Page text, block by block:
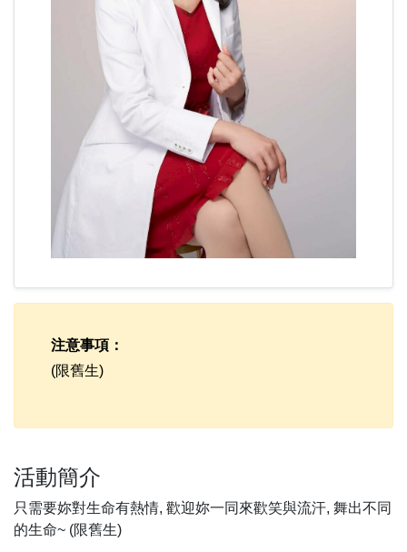
注意事項：
(限舊生)
活動簡介
只需要妳對生命有熱情, 歡迎妳一同來歡笑與流汗, 舞出不同
的生命~ (限舊生)